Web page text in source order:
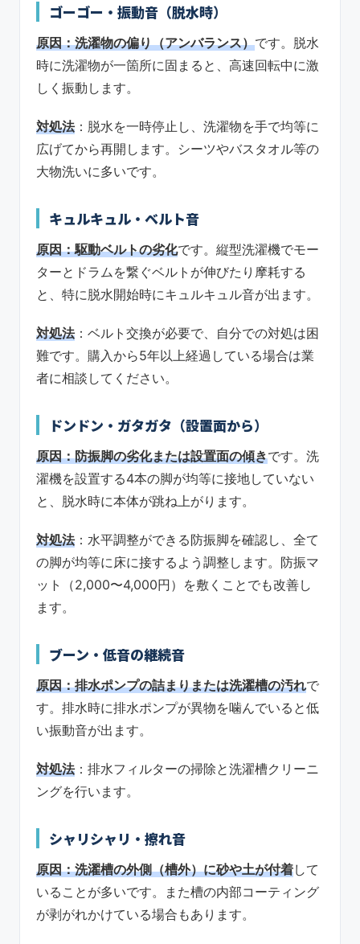
ゴーゴー・振動音（脱水時）
原因：洗濯物の偏り（アンバランス）です。脱水
時に洗濯物が一箇所に固まると、高速回転中に激
しく振動します。
対処法：脱水を一時停止し、洗濯物を手で均等に
広げてから再開します。シーツやバスタオル等の
大物洗いに多いです。
キュルキュル・ベルト音
原因：駆動ベルトの劣化です。縦型洗濯機でモー
ターとドラムを繋ぐベルトが伸びたり摩耗する
と、特に脱水開始時にキュルキュル音が出ます。
対処法：ベルト交換が必要で、自分での対処は困
難です。購入から5年以上経過している場合は業
者に相談してください。
ドンドン・ガタガタ（設置面から）
原因：防振脚の劣化または設置面の傾きです。洗
濯機を設置する4本の脚が均等に接地していない
と、脱水時に本体が跳ね上がります。
対処法：水平調整ができる防振脚を確認し、全て
の脚が均等に床に接するよう調整します。防振マ
ット（2,000〜4,000円）を敷くことでも改善し
ます。
ブーン・低音の継続音
原因：排水ポンプの詰まりまたは洗濯槽の汚れで
す。排水時に排水ポンプが異物を噛んでいると低
い振動音が出ます。
対処法：排水フィルターの掃除と洗濯槽クリーニ
ングを行います。
シャリシャリ・擦れ音
原因：洗濯槽の外側（槽外）に砂や土が付着して
いることが多いです。また槽の内部コーティング
が剥がれかけている場合もあります。